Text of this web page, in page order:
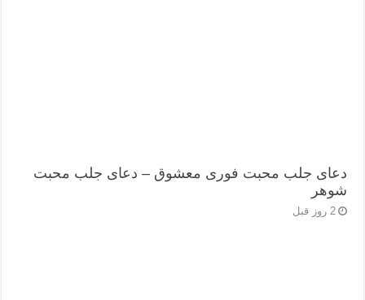
دعای جلب محبت فوری معشوق – دعای جلب محبت
شوهر
2 روز قبل